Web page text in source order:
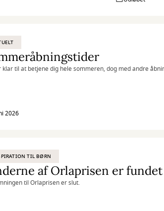
klar til at betjene dig hele sommeren, dog med andre
2026
TIL BØRN
af Orlaprisen er fundet
til Orlaprisen er slut.